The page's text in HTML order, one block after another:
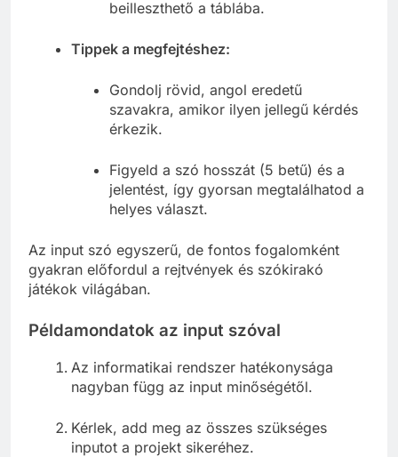
beilleszthető a táblába.
Tippek a megfejtéshez:
Gondolj rövid, angol eredetű
szavakra, amikor ilyen jellegű kérdés
érkezik.
Figyeld a szó hosszát (5 betű) és a
jelentést, így gyorsan megtalálhatod a
helyes választ.
Az input szó egyszerű, de fontos fogalomként
gyakran előfordul a rejtvények és szókirakó
játékok világában.
Példamondatok az input szóval
Az informatikai rendszer hatékonysága
nagyban függ az input minőségétől.
Kérlek, add meg az összes szükséges
inputot a projekt sikeréhez.